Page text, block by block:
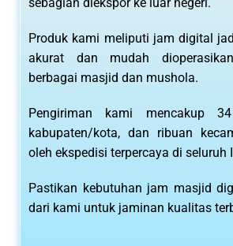
Produk kami meliputi jam digital
akurat dan mudah
berbagai masjid dan mushola.
Pengiriman kami mencakup
kabupaten/kota, dan ribuan
oleh ekspedisi terpercaya di seluruh
Pastikan kebutuhan jam masjid
dari kami untuk jaminan kualitas